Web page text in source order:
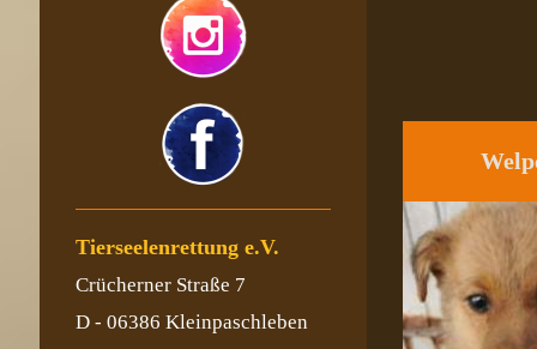
Tierseelenrettung e.V.
Crücherner Straße 7
D - 06386 Kleinpaschleben